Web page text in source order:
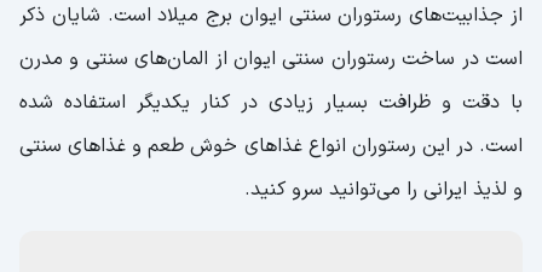
از جذابیت‌های رستوران سنتی ایوان برج میلاد است. شایان ذکر
است در ساخت رستوران سنتی ایوان از المان‌های سنتی و مدرن
با دقت و ظرافت بسیار زیادی در کنار یکدیگر استفاده شده
است. در این رستوران انواع غذا‌های خوش طعم و غذا‌های سنتی
و لذیذ ایرانی را می‌توانید سرو کنید.